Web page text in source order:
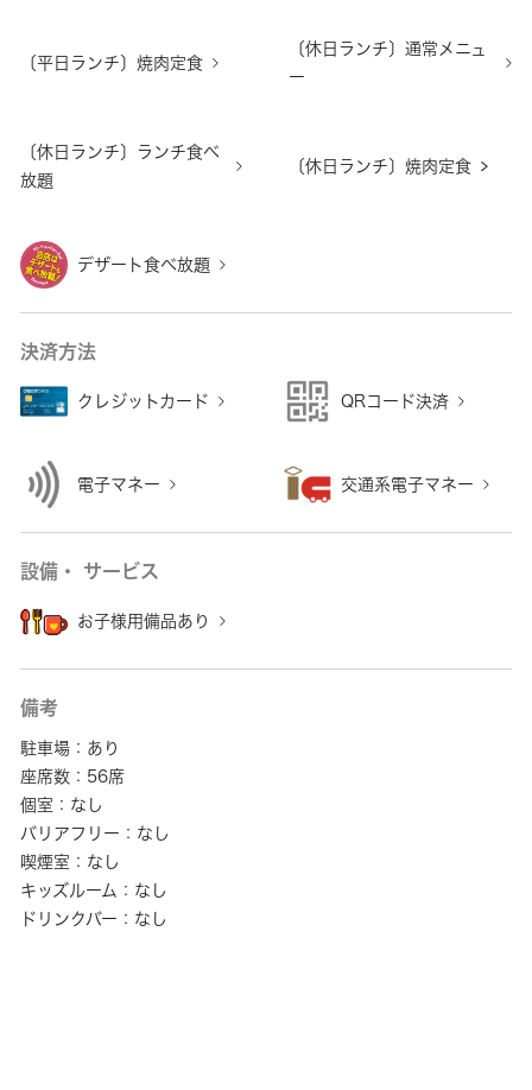
〔平日ランチ〕焼肉定食
〔休日ランチ〕通常メニュ
ー
〔休日ランチ〕ランチ食べ
放題
〔休日ランチ〕焼肉定食
デザート食べ放題
決済方法
クレジットカード QRコード決済
電子マネー 交通系電子マネー
設備・ サービス
お子様用備品あり
備考
駐車場：あり
座席数：56席
個室：なし
バリアフリー：なし
喫煙室：なし
キッズルーム：なし
ドリンクバー：なし